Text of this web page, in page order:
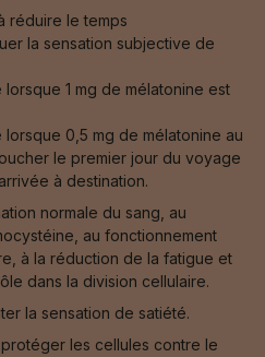
réduire le temps
la sensation subjective de
1 mg de mélatonine est
0,5 mg de mélatonine au
le premier jour du voyage
à destination.
normale du sang, au
au fonctionnement
à la réduction de la fatigue et
dans la division cellulaire.
la sensation de satiété.
les cellules contre le